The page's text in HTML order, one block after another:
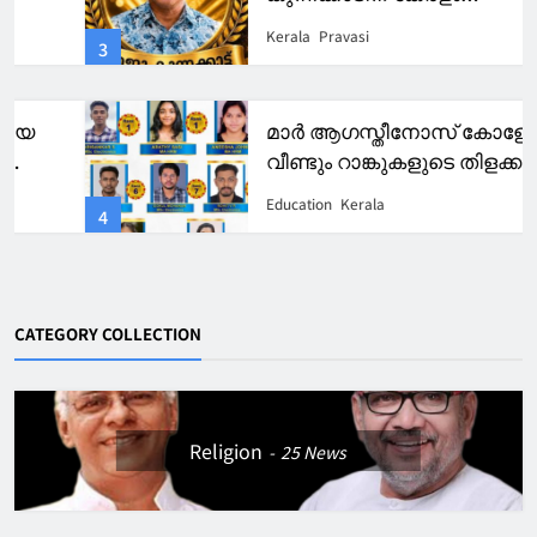
ഐക്കോണിക് അവാർഡ് 2026
Kerala Pravasi
മാർ ആഗസ്തീനോസ് കോളേജിന്
വീണ്ടും റാങ്കുകളുടെ തിളക്കം.
Education Kerala
CATEGORY COLLECTION
Religion 25News